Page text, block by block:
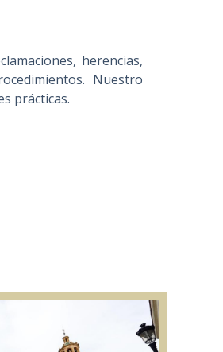
herencias,
Nuestro
prácticas.